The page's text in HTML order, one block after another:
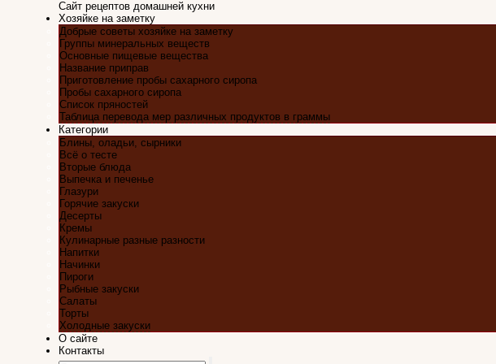
Сайт рецептов домашней кухни
Хозяйке на заметку
Добрые советы хозяйке на заметку
Группы минеральных веществ
Основные пищевые вещества
Название приправ
Приготовление пробы сахарного сиропа
Пробы сахарного сиропа
Список пряностей
Таблица перевода мер различных продуктов в граммы
Категории
Блины, оладьи, сырники
Всё о тесте
Вторые блюда
Выпечка и печенье
Глазури
Горячие закуски
Десерты
Кремы
Кулинарные разные разности
Напитки
Начинки
Пироги
Рыбные закуски
Салаты
Торты
Холодные закуски
О сайте
Контакты